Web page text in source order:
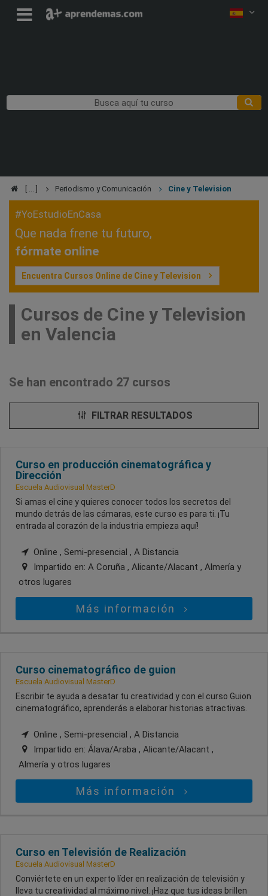
Periodismo y Comunicación Cine y Television
#YoEstudioEnCasa
Que nada frene tu futuro,
fórmate online
Encuentra Cursos Online de Cine y Television
Cursos de Cine y Television
en Valencia
Se han encontrado 27 cursos
FILTRAR RESULTADOS
Curso en producción cinematográfica y
Dirección
Escuela Audiovisual MasterD
Si amas el cine y quieres conocer todos los secretos del
mundo detrás de las cámaras, este curso es para ti. ¡Tu
entrada al corazón de la industria empieza aquí!
Online , Semi-presencial , A Distancia
Impartido en: A Coruña , Alicante/Alacant , Almería y
otros lugares
Más información
Curso cinematográfico de guion
Escuela Audiovisual MasterD
Escribir te ayuda a desatar tu creatividad y con el curso Guion
cinematográfico, aprenderás a elaborar historias atractivas.
Online , Semi-presencial , A Distancia
Impartido en: Álava/Araba , Alicante/Alacant ,
Almería y otros lugares
Más información
Curso en Televisión de Realización
Escuela Audiovisual MasterD
Conviértete en un experto líder en realización de televisión y
lleva tu creatividad al máximo nivel. ¡Haz que tus ideas brillen